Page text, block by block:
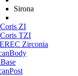
Sirona
ZI
TZI
Zirconia